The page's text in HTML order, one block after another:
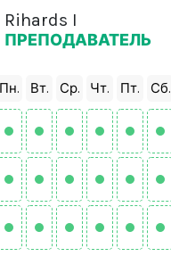
Rihards I
ПРЕПОДАВАТЕЛЬ
Пн. Вт. Ср. Чт. Пт. Сб.